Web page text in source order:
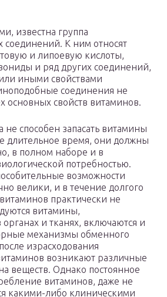
известна группа
соединений. К ним относят
и липоевую кислоты,
и ряд других соединений,
иными свойствами
соединения не
основных свойств витаминов.
не способен запасать витамины
длительное время, они должны
в полном наборе и в
потребностью.
возможности
велики, и в течение долгого
практически не
витамины,
и тканях, включаются и
механизмы обменного
израсходования
возникают различные
веществ. Однако постоянное
витаминов, даже не
какими-либо клиническими